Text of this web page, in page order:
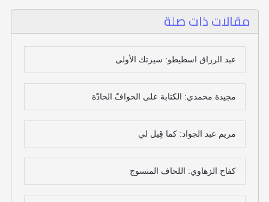
مقالات ذات صلة
عبد الرزاق اسطيطو: سيرتك الأولى
مجيدة محمدي: الكتابة على الحوافّ الحادّة
مريم عبد الجواد: كما قِيل لي
كفاح الزهاوي: اللحاف المنسوج